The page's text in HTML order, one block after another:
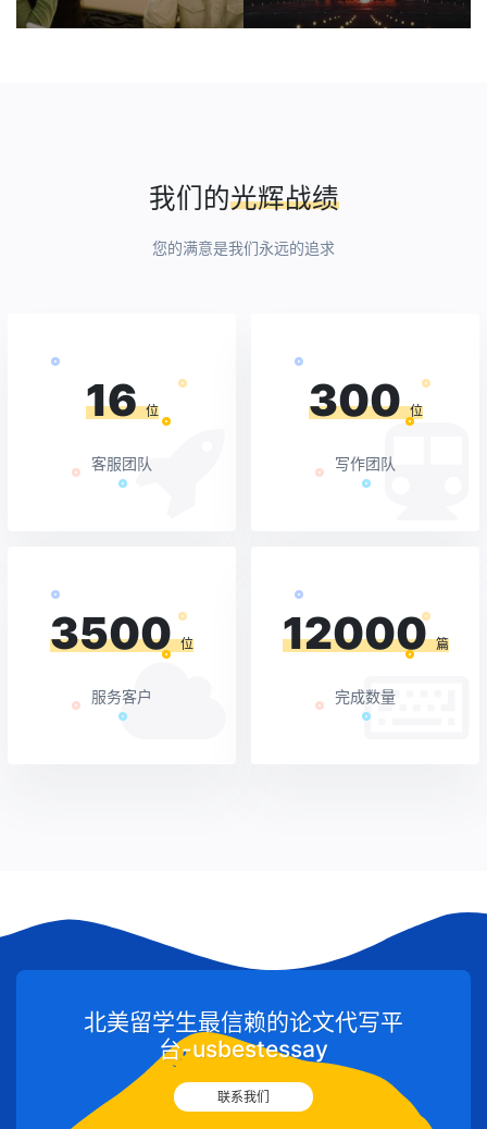
我们的光辉战绩
您的满意是我们永远的追求
16 位
客服团队
300 位
写作团队
3500 位
服务客户
12000 篇
完成数量
北美留学生最信赖的论文代写平
台-usbestessay
联系我们